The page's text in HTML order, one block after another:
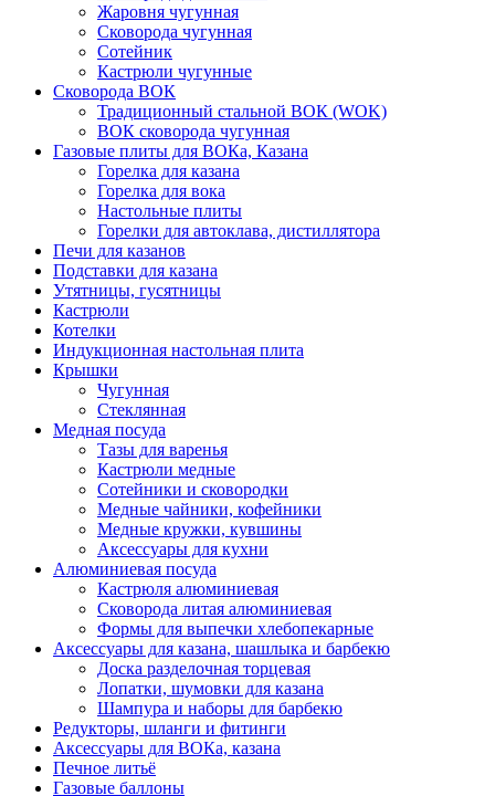
Жаровня чугунная
Сковорода чугунная
Сотейник
Кастрюли чугунные
Сковорода ВОК
Традиционный стальной ВОК (WOK)
ВОК сковорода чугунная
Газовые плиты для ВОКа, Казана
Горелка для казана
Горелка для вока
Настольные плиты
Горелки для автоклава, дистиллятора
Печи для казанов
Подставки для казана
Утятницы, гусятницы
Кастрюли
Котелки
Индукционная настольная плита
Крышки
Чугунная
Стеклянная
Медная посуда
Тазы для варенья
Кастрюли медные
Сотейники и сковородки
Медные чайники, кофейники
Медные кружки, кувшины
Аксессуары для кухни
Алюминиевая посуда
Кастрюля алюминиевая
Сковорода литая алюминиевая
Формы для выпечки хлебопекарные
Аксессуары для казана, шашлыка и барбекю
Доска разделочная торцевая
Лопатки, шумовки для казана
Шампура и наборы для барбекю
Редукторы, шланги и фитинги
Аксессуары для ВОКа, казана
Печное литьё
Газовые баллоны